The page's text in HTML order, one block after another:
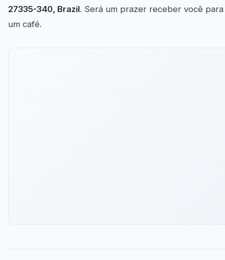
27335-340, Brazil. Será um prazer receber você para
um café.